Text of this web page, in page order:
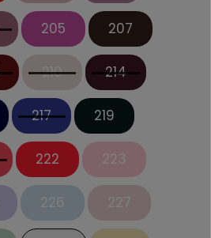
205 207
210 214
217 219
222 223
226 227